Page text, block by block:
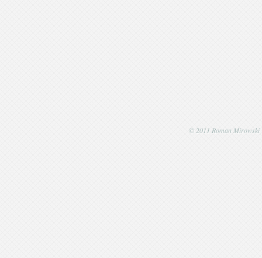
© 2011 Roman